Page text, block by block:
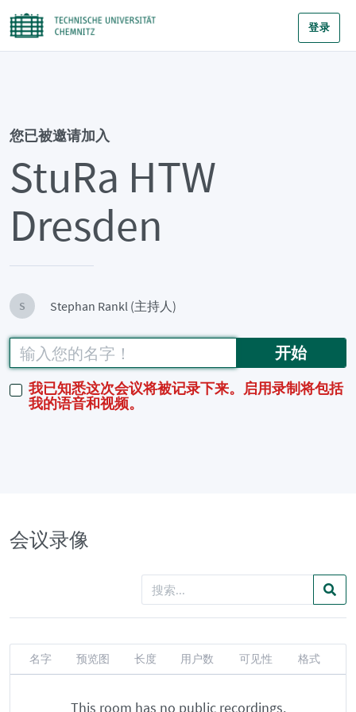
登录
您已被邀请加入
StuRa HTW
Dresden
S Stephan Rankl (主持人)
开始
我已知悉这次会议将被记录下来。启用录制将包括
我的语音和视频。
会议录像
名字 预览图 长度 用户数 可见性 格式
This room has no public recordings.